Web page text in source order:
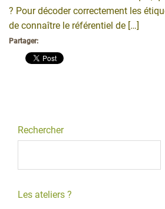
? Pour décoder correctement les
de connaître le référentiel de […]
Partager:
Rechercher
Les ateliers ?